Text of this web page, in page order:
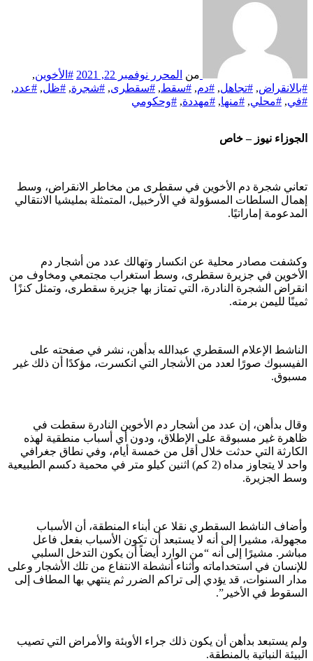
من المحرر نوفمبر 22, 2021 #الأخوين,
#بالانقراض, #تجاهل, #دم, #سقط, #سقطرى, #شجرة, #ظل, #عدد,
#في, #محلي, #منها, #مهددة, #وحكومي
الجوزاء نيوز – خاص
تعاني شجرة دم الأخوين في سقطرى من مخاطر الانقراض، وسط
إهمال السلطات المسؤولة في الأرخبيل، المتمثلة بمليشيا الانتقالي
المدعومة إماراتيًا.
وكشفت مصادر محلية عن انكسار وتهالك عدد من أشجار دم
الأخوين في جزيرة سقطرى، وسط استغراب مجتمعي ومخاوف من
انقراض الشجرة النادرة، التي تمتاز بها جزيرة سقطرى، وتمثل كنزًا
ثمينًا لليمن برمته.
الناشط الإعلام السقطري عبدالله بدأهن، نشر في صفحته على
الفيسبوك صورًا لعدد من الأشجار التي انكسرت، مؤكدًا أن ذلك غير
مسبوق.
وقال بدأهن، إن عدد من أشجار دم الأخوين النادرة سقطت في
ظاهرة غير مسبوقة على الإطلاق، ودون أي أسباب منطقية لهذه
الكارثة التي حدثت خلال أقل من خمسة أيام، وفي نطاق جغرافي
واحد لا يتجاوز مداه (2 كم) اثنين كيلو متر في محمية دكسم الطبيعية
وسط الجزيرة.
وأضاف الناشط السقطري نقلا عن أبناء المنطقة، أن الأسباب
مجهولة، مشيرا إلى أنه لا يستبعد أن تكون الأسباب بفعل فاعل
مباشر. مشيرًا إلى أنه “من الوارد أيضاً أن يكون التدخل السلبي
للإنسان في استخداماته وأثناء أنشطة الانتفاع من تلك الأشجار وعلى
مدار السنوات، قد يؤدي إلى تراكم الضرر ثم ينتهي بها المطاف إلى
السقوط في الأخير”.
ولم يستبعد بدأهن أن يكون ذلك جراء الأوبئة والأمراض التي تصيب
البيئة النباتية بالمنطقة.